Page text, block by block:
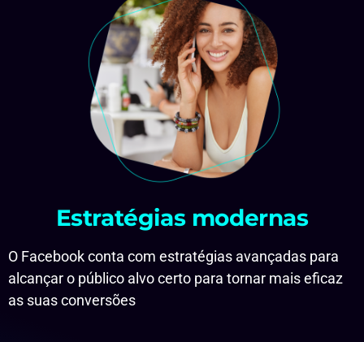
Estratégias modernas
O Facebook conta com estratégias avançadas para
alcançar o público alvo certo para tornar mais eficaz
as suas conversões